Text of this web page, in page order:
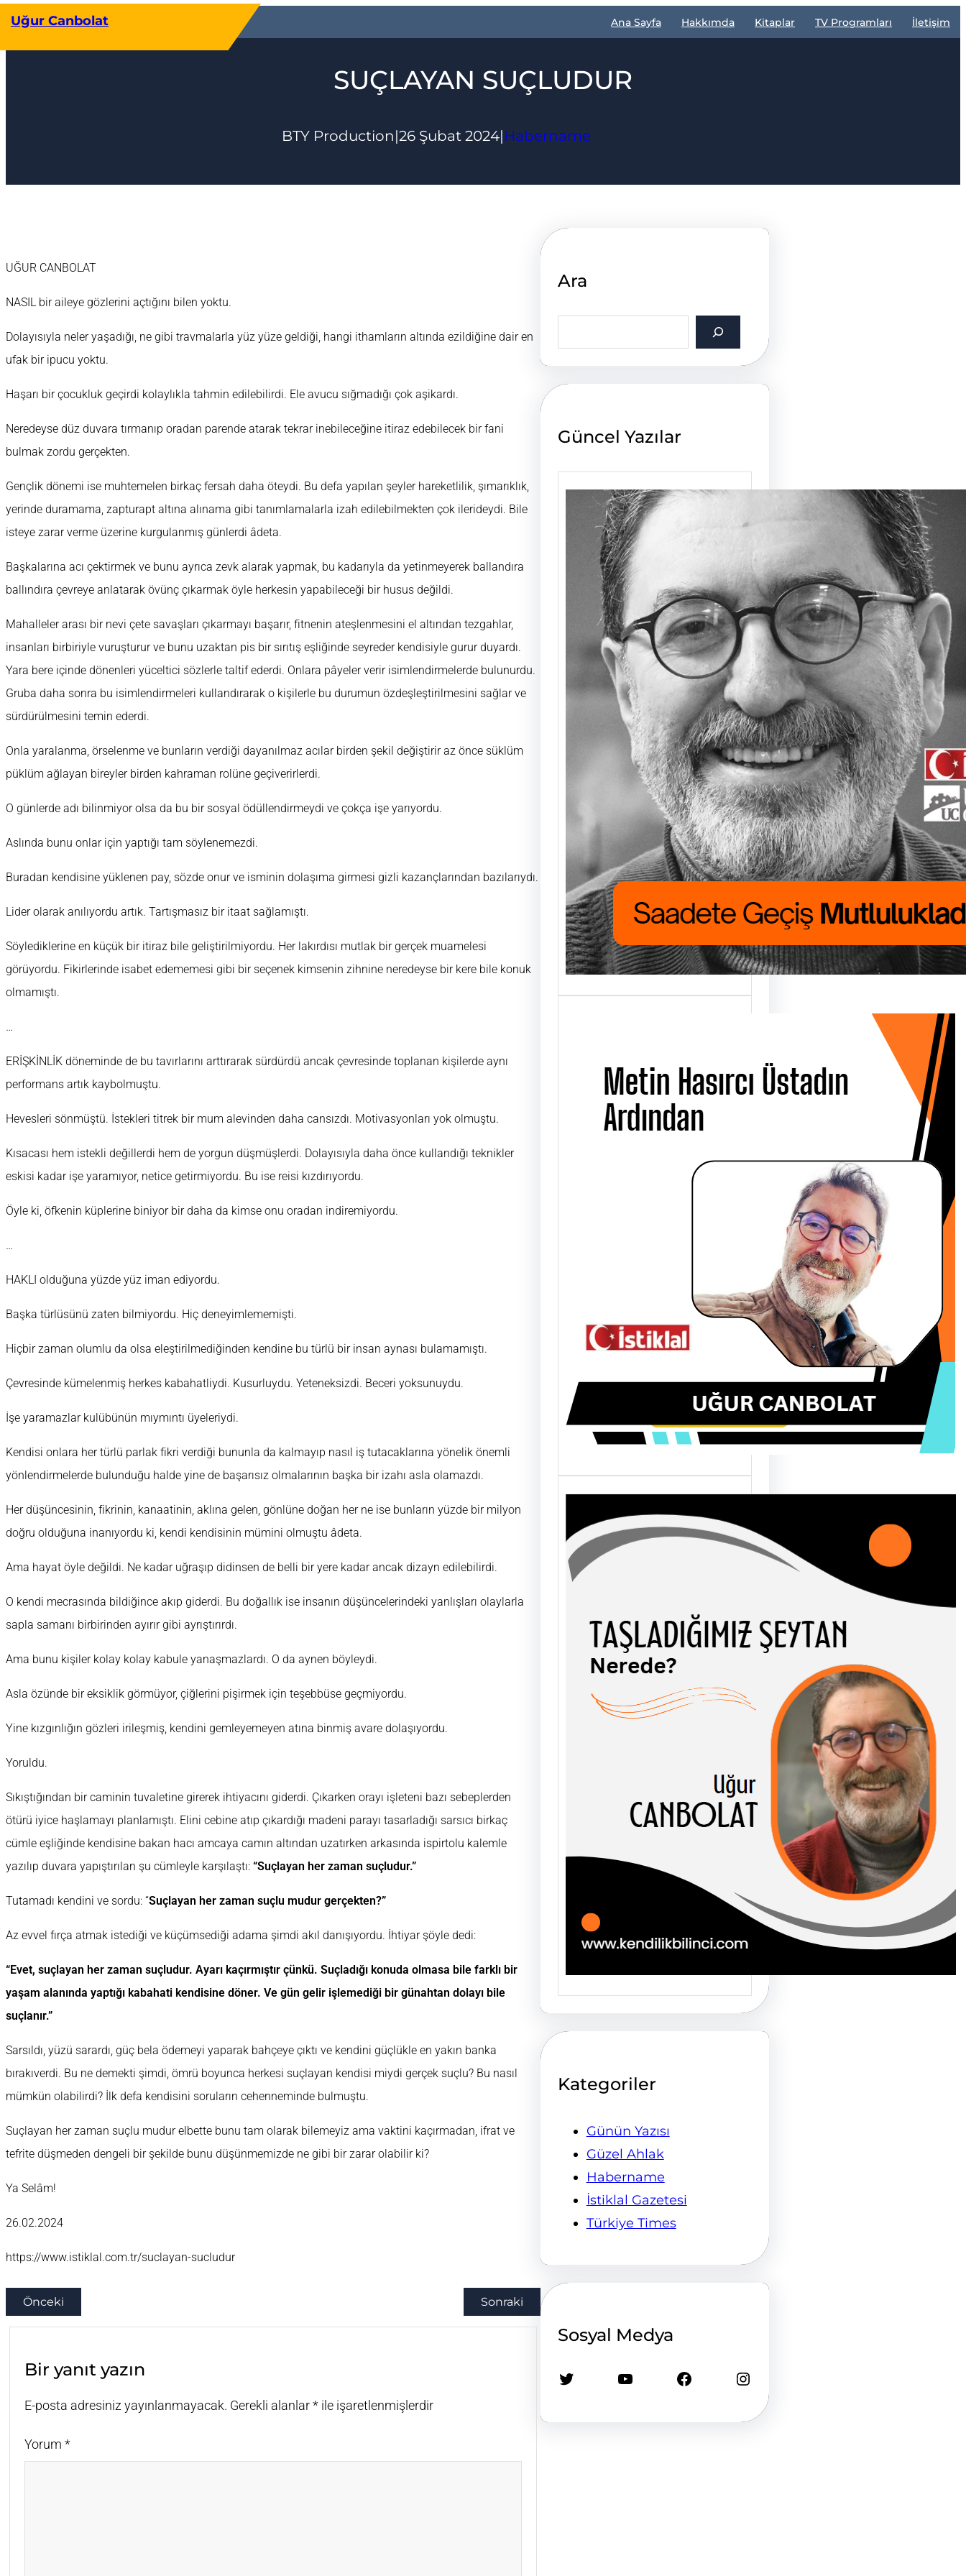
geç
Uğur Canbolat Ana Sayfa Hakkımda Kitaplar TV Programları İletişim
SUÇLAYAN SUÇLUDUR
BTY Production|26 Şubat 2024|Habername
UĞUR CANBOLAT
NASIL bir aileye gözlerini açtığını bilen yoktu.
Dolayısıyla neler yaşadığı, ne gibi travmalarla yüz yüze geldiği, hangi ithamların altında ezildiğine dair en
ufak bir ipucu yoktu.
Haşarı bir çocukluk geçirdi kolaylıkla tahmin edilebilirdi. Ele avucu sığmadığı çok aşikardı.
Neredeyse düz duvara tırmanıp oradan parende atarak tekrar inebileceğine itiraz edebilecek bir fani
bulmak zordu gerçekten.
Gençlik dönemi ise muhtemelen birkaç fersah daha öteydi. Bu defa yapılan şeyler hareketlilik, şımarıklık,
yerinde duramama, zapturapt altına alınama gibi tanımlamalarla izah edilebilmekten çok ilerideydi. Bile
isteye zarar verme üzerine kurgulanmış günlerdi âdeta.
Başkalarına acı çektirmek ve bunu ayrıca zevk alarak yapmak, bu kadarıyla da yetinmeyerek ballandıra
ballındıra çevreye anlatarak övünç çıkarmak öyle herkesin yapabileceği bir husus değildi.
Mahalleler arası bir nevi çete savaşları çıkarmayı başarır, fitnenin ateşlenmesini el altından tezgahlar,
insanları birbiriyle vuruşturur ve bunu uzaktan pis bir sırıtış eşliğinde seyreder kendisiyle gurur duyardı.
Yara bere içinde dönenleri yüceltici sözlerle taltif ederdi. Onlara pâyeler verir isimlendirmelerde bulunurdu.
Gruba daha sonra bu isimlendirmeleri kullandırarak o kişilerle bu durumun özdeşleştirilmesini sağlar ve
sürdürülmesini temin ederdi.
Onla yaralanma, örselenme ve bunların verdiği dayanılmaz acılar birden şekil değiştirir az önce süklüm
püklüm ağlayan bireyler birden kahraman rolüne geçiverirlerdi.
O günlerde adı bilinmiyor olsa da bu bir sosyal ödüllendirmeydi ve çokça işe yarıyordu.
Aslında bunu onlar için yaptığı tam söylenemezdi.
Buradan kendisine yüklenen pay, sözde onur ve isminin dolaşıma girmesi gizli kazançlarından bazılarıydı.
Lider olarak anılıyordu artık. Tartışmasız bir itaat sağlamıştı.
Söylediklerine en küçük bir itiraz bile geliştirilmiyordu. Her lakırdısı mutlak bir gerçek muamelesi
görüyordu. Fikirlerinde isabet edememesi gibi bir seçenek kimsenin zihnine neredeyse bir kere bile konuk
olmamıştı.
…
ERİŞKİNLİK döneminde de bu tavırlarını arttırarak sürdürdü ancak çevresinde toplanan kişilerde aynı
performans artık kaybolmuştu.
Hevesleri sönmüştü. İstekleri titrek bir mum alevinden daha cansızdı. Motivasyonları yok olmuştu.
Kısacası hem istekli değillerdi hem de yorgun düşmüşlerdi. Dolayısıyla daha önce kullandığı teknikler
eskisi kadar işe yaramıyor, netice getirmiyordu. Bu ise reisi kızdırıyordu.
Öyle ki, öfkenin küplerine biniyor bir daha da kimse onu oradan indiremiyordu.
…
HAKLI olduğuna yüzde yüz iman ediyordu.
Başka türlüsünü zaten bilmiyordu. Hiç deneyimlememişti.
Hiçbir zaman olumlu da olsa eleştirilmediğinden kendine bu türlü bir insan aynası bulamamıştı.
Çevresinde kümelenmiş herkes kabahatliydi. Kusurluydu. Yeteneksizdi. Beceri yoksunuydu.
İşe yaramazlar kulübünün mıymıntı üyeleriydi.
Kendisi onlara her türlü parlak fikri verdiği bununla da kalmayıp nasıl iş tutacaklarına yönelik önemli
yönlendirmelerde bulunduğu halde yine de başarısız olmalarının başka bir izahı asla olamazdı.
Her düşüncesinin, fikrinin, kanaatinin, aklına gelen, gönlüne doğan her ne ise bunların yüzde bir milyon
doğru olduğuna inanıyordu ki, kendi kendisinin mümini olmuştu âdeta.
Ama hayat öyle değildi. Ne kadar uğraşıp didinsen de belli bir yere kadar ancak dizayn edilebilirdi.
O kendi mecrasında bildiğince akıp giderdi. Bu doğallık ise insanın düşüncelerindeki yanlışları olaylarla
sapla samanı birbirinden ayırır gibi ayrıştırırdı.
Ama bunu kişiler kolay kolay kabule yanaşmazlardı. O da aynen böyleydi.
Asla özünde bir eksiklik görmüyor, çiğlerini pişirmek için teşebbüse geçmiyordu.
Yine kızgınlığın gözleri irileşmiş, kendini gemleyemeyen atına binmiş avare dolaşıyordu.
Yoruldu.
Sıkıştığından bir caminin tuvaletine girerek ihtiyacını giderdi. Çıkarken orayı işleteni bazı sebeplerden
ötürü iyice haşlamayı planlamıştı. Elini cebine atıp çıkardığı madeni parayı tasarladığı sarsıcı birkaç
cümle eşliğinde kendisine bakan hacı amcaya camın altından uzatırken arkasında ispirtolu kalemle
yazılıp duvara yapıştırılan şu cümleyle karşılaştı: “Suçlayan her zaman suçludur.”
Tutamadı kendini ve sordu: “Suçlayan her zaman suçlu mudur gerçekten?”
Az evvel fırça atmak istediği ve küçümsediği adama şimdi akıl danışıyordu. İhtiyar şöyle dedi:
“Evet, suçlayan her zaman suçludur. Ayarı kaçırmıştır çünkü. Suçladığı konuda olmasa bile farklı bir
yaşam alanında yaptığı kabahati kendisine döner. Ve gün gelir işlemediği bir günahtan dolayı bile
suçlanır.”
Sarsıldı, yüzü sarardı, güç bela ödemeyi yaparak bahçeye çıktı ve kendini güçlükle en yakın banka
bırakıverdi. Bu ne demekti şimdi, ömrü boyunca herkesi suçlayan kendisi miydi gerçek suçlu? Bu nasıl
mümkün olabilirdi? İlk defa kendisini soruların cehenneminde bulmuştu.
Suçlayan her zaman suçlu mudur elbette bunu tam olarak bilemeyiz ama vaktini kaçırmadan, ifrat ve
tefrite düşmeden dengeli bir şekilde bunu düşünmemizde ne gibi bir zarar olabilir ki?
Ya Selâm!
26.02.2024
https://www.istiklal.com.tr/suclayan-sucludur
Önceki Sonraki
Bir yanıt yazın
E-posta adresiniz yayınlanmayacak. Gerekli alanlar* ile işaretlenmişlerdir
Yorum *
Ara
a
h
Güncel Yazılar
Saadete Geçiş
Mutlulukladır
UĞUR CANBOLAT
FUKARALIK boyumuzu
aşıyordu. Günlük
nafakasını çıkarmak
için hasat…
TAŞLADIĞIMIZ
ŞEYTAN NEREDE?
olguları birbirinden…
Kategoriler
Günün Yazısı
Güzel Ahlak
Habername
İstiklal Gazetesi
Türkiye Times
Sosyal Medya
Twitter YouTube Facebook Instagram